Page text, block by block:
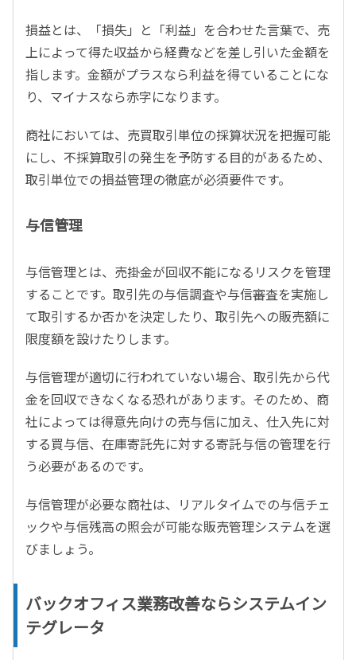
損益とは、「損失」と「利益」を合わせた言葉で、売
上によって得た収益から経費などを差し引いた金額を
指します。金額がプラスなら利益を得ていることにな
り、マイナスなら赤字になります。
商社においては、売買取引単位の採算状況を把握可能
にし、不採算取引の発生を予防する目的があるため、
取引単位での損益管理の徹底が必須要件です。
与信管理
与信管理とは、売掛金が回収不能になるリスクを管理
することです。取引先の与信調査や与信審査を実施し
て取引するか否かを決定したり、取引先への販売額に
限度額を設けたりします。
与信管理が適切に行われていない場合、取引先から代
金を回収できなくなる恐れがあります。そのため、商
社によっては得意先向けの売与信に加え、仕入先に対
する買与信、在庫寄託先に対する寄託与信の管理を行
う必要があるのです。
与信管理が必要な商社は、リアルタイムでの与信チェ
ックや与信残高の照会が可能な販売管理システムを選
びましょう。
バックオフィス業務改善ならシステムイン
テグレータ